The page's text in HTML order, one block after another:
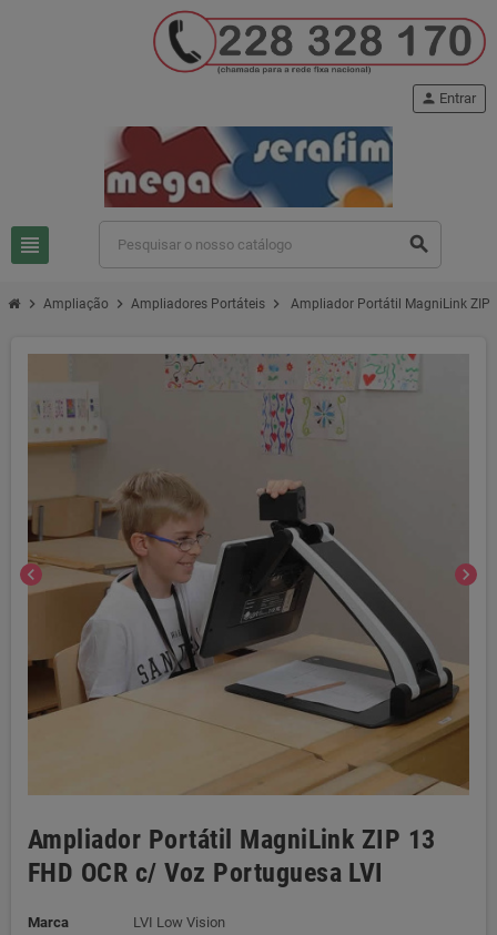
view_headline search
person Entrar
chevron_right Ampliação chevron_right Ampliadores Portáteis chevron_right Ampliador Portátil MagniLink ZIP
chevron_left chevron_right
Ampliador Portátil MagniLink ZIP 13
FHD OCR c/ Voz Portuguesa LVI
Marca
LVI Low Vision